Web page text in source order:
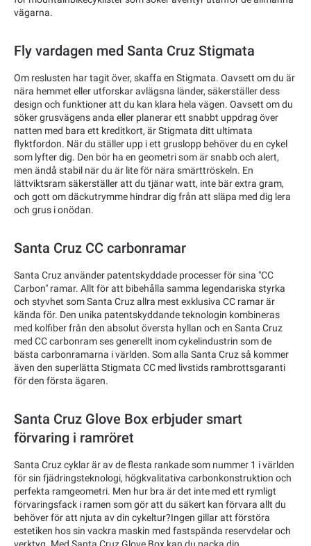
vägarna.
Fly vardagen med Santa Cruz Stigmata
Om reslusten har tagit över, skaffa en Stigmata. Oavsett om du är
nära hemmet eller utforskar avlägsna länder, säkerställer dess
design och funktioner att du kan klara hela vägen. Oavsett om du
söker grusvägens anda eller planerar ett snabbt uppdrag över
natten med bara ett kreditkort, är Stigmata ditt ultimata
flyktfordon. När du ställer upp i ett gruslopp behöver du en cykel
som lyfter dig. Den bör ha en geometri som är snabb och alert,
men ändå stabil när du är lite för nära smärttröskeln. En
lättviktsram säkerställer att du tjänar watt, inte bär extra gram,
och gott om däckutrymme hindrar dig från att släpa med dig lera
och grus i onödan.
Santa Cruz CC carbonramar
Santa Cruz använder patentskyddade processer för sina "CC
Carbon" ramar. Allt för att bibehålla samma legendariska styrka
och styvhet som Santa Cruz allra mest exklusiva CC ramar är
kända för. Den unika patentskyddande teknologin kombineras
med kolfiber från den absolut översta hyllan och en Santa Cruz
med CC carbonram ses generellt inom cykelindustrin som de
bästa carbonramarna i världen. Som alla Santa Cruz så kommer
även den superlätta Stigmata CC med livstids rambrottsgaranti
för den första ägaren.
Santa Cruz Glove Box erbjuder smart
förvaring i ramröret
Santa Cruz cyklar är av de flesta rankade som nummer 1 i världen
för sin fjädringsteknologi, högkvalitativa carbonkonstruktion och
perfekta ramgeometri. Men hur bra är det inte med ett rymligt
förvaringsfack i ramen som gör att du säkert kan förvara allt du
behöver för att njuta av din cykeltur?Ingen gillar att förstöra
estetiken hos sin vackra maskin med fastspända reservdelar och